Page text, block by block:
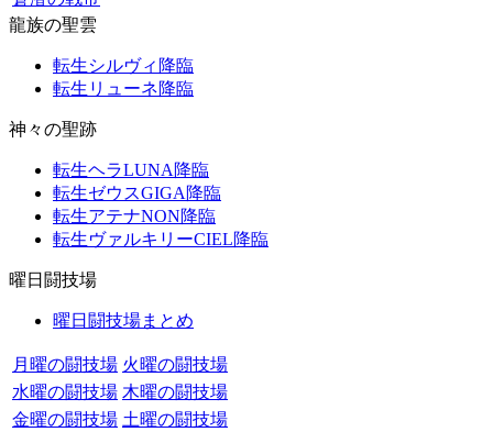
龍族の聖雲
転生シルヴィ降臨
転生リューネ降臨
神々の聖跡
転生ヘラLUNA降臨
転生ゼウスGIGA降臨
転生アテナNON降臨
転生ヴァルキリーCIEL降臨
曜日闘技場
曜日闘技場まとめ
月曜の闘技場 火曜の闘技場
水曜の闘技場 木曜の闘技場
金曜の闘技場 土曜の闘技場